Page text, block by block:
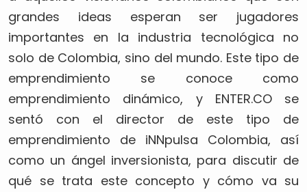
grandes ideas esperan ser jugadores
importantes en la industria tecnológica no
solo de Colombia, sino del mundo. Este tipo de
emprendimiento se conoce como
emprendimiento dinámico, y ENTER.CO se
sentó con el director de este tipo de
emprendimiento de iNNpulsa Colombia, así
como un ángel inversionista, para discutir de
qué se trata este concepto y cómo va su